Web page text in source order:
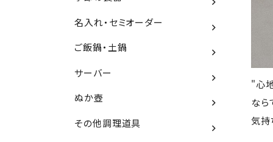
名入れ・セミオーダー
ご飯鍋・土鍋
サーバー
ぬか壺
その他調理道具
"心
なら
気持